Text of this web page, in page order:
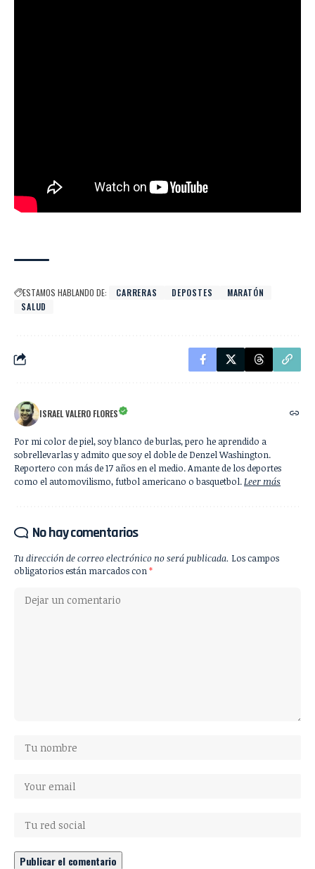
ESTAMOS HABLANDO DE: CARRERAS DEPOSTES
MARATÓN
SALUD
ISRAEL VALERO FLORES
Por mi color de piel, soy blanco de burlas, pero he aprendido a
sobrellevarlas y admito que soy el doble de Denzel Washington.
Reportero con más de 17 años en el medio. Amante de los deportes
como el automovilismo, futbol americano o basquetbol. Leer más
No hay comentarios
Tu dirección de correo electrónico no será publicada. Los campos
obligatorios están marcados con *